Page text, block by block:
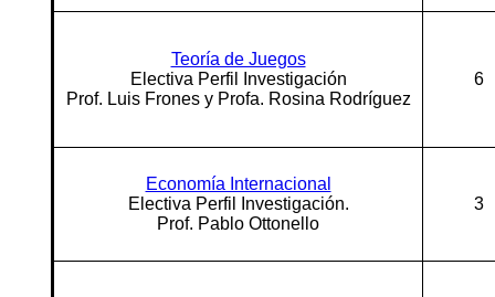
Teoría de Juegos
Electiva Perfil Investigación
Prof. Luis Frones y Profa. Rosina Rodríguez
6
Economía Internacional
Electiva Perfil Investigación.
Prof. Pablo Ottonello
3